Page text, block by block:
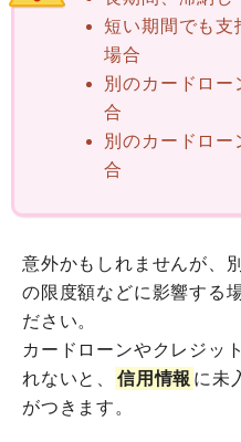
短い期間でも支
場合
別のカードロ
合
別のカードロ
合
意外かもしれませんが、
の限度額などに影響する
ださい。
カードローンやクレジッ
れないと、
信用情報 に未
がつきます。